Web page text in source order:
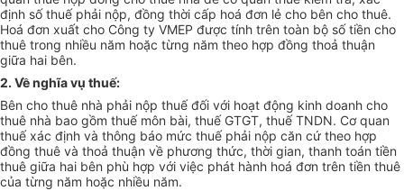
định số thuế phải nộp, đồng thời cấp hoá đơn lẻ cho bên cho thuê.
Hoá đơn xuất cho Công ty VMEP được tính trên toàn bộ số tiền cho
thuê trong nhiều năm hoặc từng năm theo hợp đồng thoả thuận
giữa hai bên.
2. Về nghĩa vụ thuế:
Bên cho thuê nhà phải nộp thuế đối với hoạt động kinh doanh cho
thuê nhà bao gồm thuế môn bài, thuế GTGT, thuế TNDN. Cơ quan
thuế xác định và thông báo mức thuế phải nộp căn cứ theo hợp
đồng thuê và thoả thuận về phương thức, thời gian, thanh toán tiền
thuê giữa hai bên phù hợp với việc phát hành hoá đơn trên tiền thuê
của từng năm hoặc nhiều năm.